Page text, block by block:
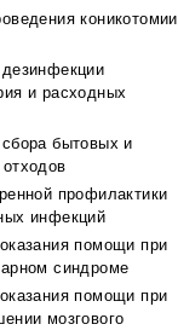
коникотомии
и расходных
бытовых и
профилактики
инфекций
помощи при
синдроме
помощи при
мозгового